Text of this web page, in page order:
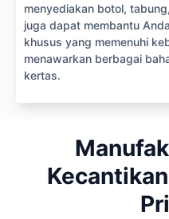
menyediakan botol,
juga dapat membantu
khusus yang memenuhi
menawarkan berbagai
kertas.